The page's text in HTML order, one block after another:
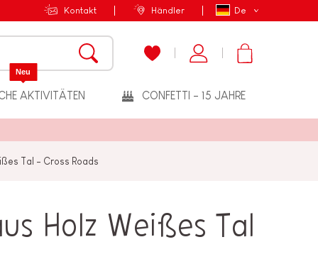
De
Kontakt Händler
AKTIVITÄTEN
Neu
CONFETTI - 15 JAHRE
Tal - Cross Roads
Holz Weißes Tal